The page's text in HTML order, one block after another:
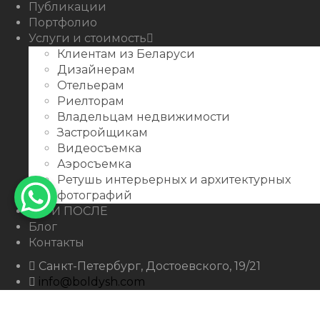
Публикации
Портфолио
Услуги и стоимость
Клиентам из Беларуси
Дизайнерам
Отельерам
Риелторам
Владельцам недвижимости
Застройщикам
Видеосъемка
Аэросъемка
Ретушь интерьерных и архитектурных
фотографий
ДО И ПОСЛЕ
Блог
Контакты
Санкт-Петербург, Достоевского, 19/21
info@boldysh.com